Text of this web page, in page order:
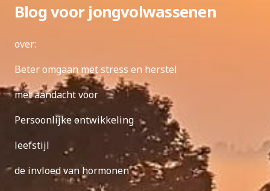
Blog voor jongvolwassenen
over:
Beter omgaan met stress en herstel
met aandacht voor
Persoonlijke ontwikkeling
leefstijl
de invloed van hormonen